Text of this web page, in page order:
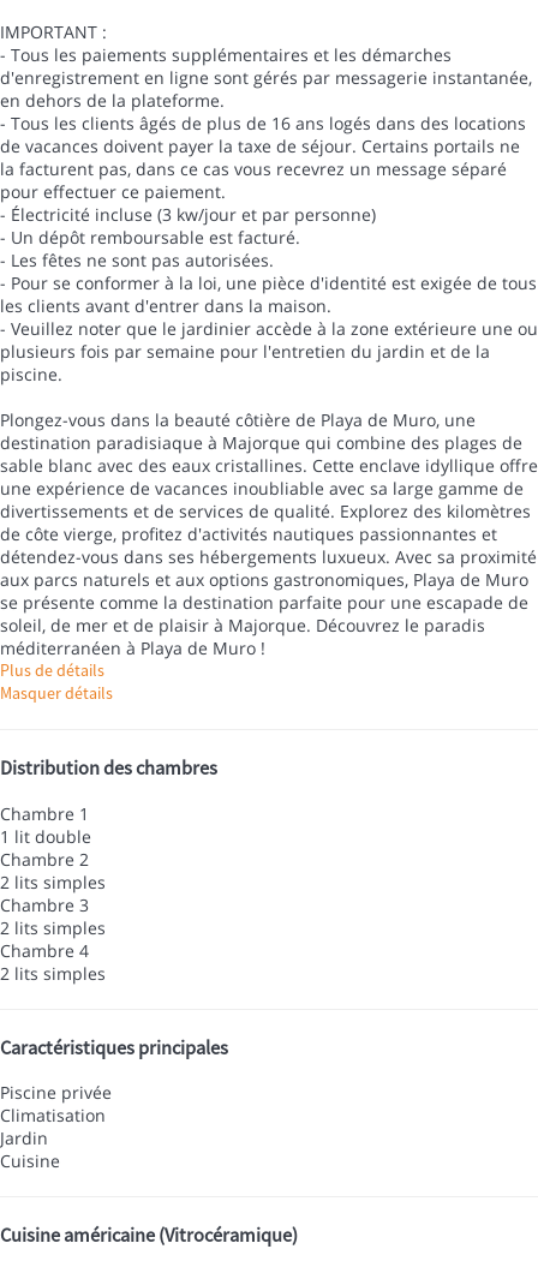
IMPORTANT :
- Tous les paiements supplémentaires et les démarches
d'enregistrement en ligne sont gérés par messagerie instantanée,
en dehors de la plateforme.
- Tous les clients âgés de plus de 16 ans logés dans des locations
de vacances doivent payer la taxe de séjour. Certains portails ne
la facturent pas, dans ce cas vous recevrez un message séparé
pour effectuer ce paiement.
- Électricité incluse (3 kw/jour et par personne)
- Un dépôt remboursable est facturé.
- Les fêtes ne sont pas autorisées.
- Pour se conformer à la loi, une pièce d'identité est exigée de tous
les clients avant d'entrer dans la maison.
- Veuillez noter que le jardinier accède à la zone extérieure une ou
plusieurs fois par semaine pour l'entretien du jardin et de la
piscine.
Plongez-vous dans la beauté côtière de Playa de Muro, une
destination paradisiaque à Majorque qui combine des plages de
sable blanc avec des eaux cristallines. Cette enclave idyllique offre
une expérience de vacances inoubliable avec sa large gamme de
divertissements et de services de qualité. Explorez des kilomètres
de côte vierge, profitez d'activités nautiques passionnantes et
détendez-vous dans ses hébergements luxueux. Avec sa proximité
aux parcs naturels et aux options gastronomiques, Playa de Muro
se présente comme la destination parfaite pour une escapade de
soleil, de mer et de plaisir à Majorque. Découvrez le paradis
méditerranéen à Playa de Muro !
Plus de détails
Masquer détails
Distribution des chambres
Chambre 1
1 lit double
Chambre 2
2 lits simples
Chambre 3
2 lits simples
Chambre 4
2 lits simples
Caractéristiques principales
Piscine privée
Climatisation
Jardin
Cuisine
Cuisine américaine (Vitrocéramique)